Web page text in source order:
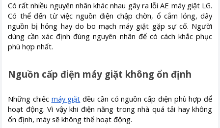
Có rất nhiều nguyên nhân khác nhau gây ra lỗi AE máy giặt LG.
Có thể đến từ việc nguồn điện chập chờn, ổ cắm lỏng, dây
nguồn bị hỏng hay do bo mạch máy giặt gặp sự cố. Người
dùng cần xác định đúng nguyên nhân để có cách khắc phục
phù hợp nhất.
Nguồn cấp điện máy giặt không ổn định
Những chiếc máy giặt đều cần có nguồn cấp điện phù hợp để
hoạt động. Vì vậy khi điện năng trong nhà quá tải hay không
ổn định, máy sẽ không thể hoạt động.